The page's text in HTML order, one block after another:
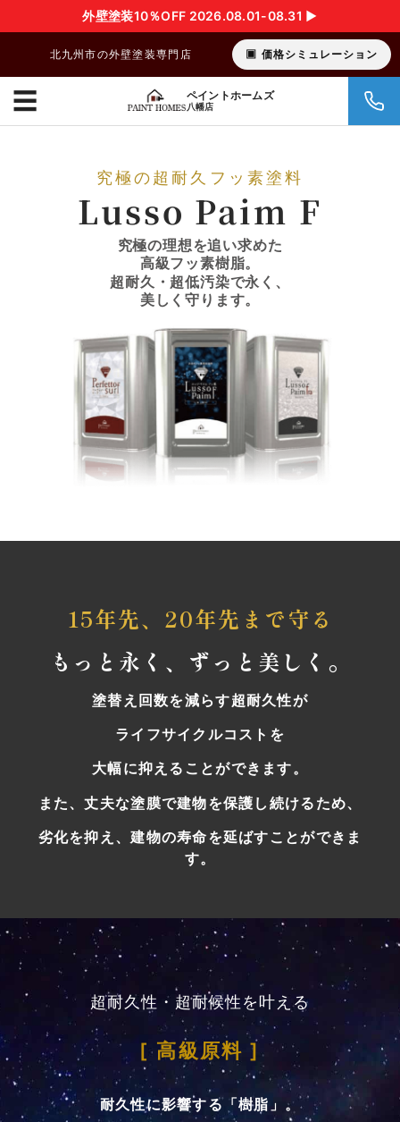
外壁塗装10％OFF 2026.08.01-08.31 ▶︎
北九州市の外壁塗装専門店 価格シミュレーション
ペイントホームズ
八幡店
☰
究極の超耐久フッ素塗料
Lusso Paim F
究極の理想を追い求めた
高級フッ素樹脂。
超耐久・超低汚染で永く、
美しく守ります。
15年先、20年先まで守る
もっと永く、ずっと美しく。
塗替え回数を減らす超耐久性が
ライフサイクルコストを
大幅に抑えることができます。
また、丈夫な塗膜で建物を保護し続けるため、
劣化を抑え、建物の寿命を延ばすことができま
す。
超耐久性・超耐候性を叶える
[ 高級原料 ]
耐久性に影響する「樹脂」。